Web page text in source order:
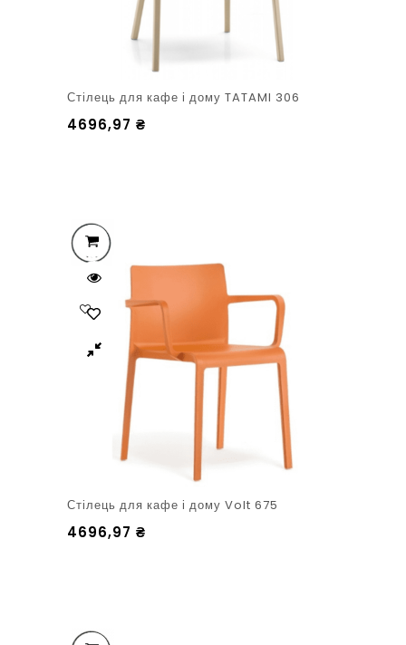
Стілець для кафе і дому TATAMI 306
4696,97 ₴
Стілець для кафе і дому Volt 675
4696,97 ₴